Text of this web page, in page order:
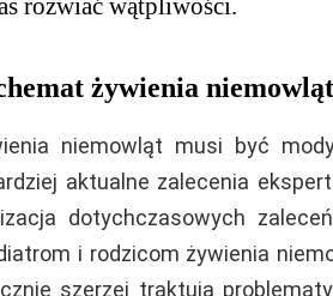
rozwiać wątpliwości.
żywienia
niemowląt musi być
aktualne zalecenia
dotychczasowych
i rodzicom żywienia
szerzej traktują